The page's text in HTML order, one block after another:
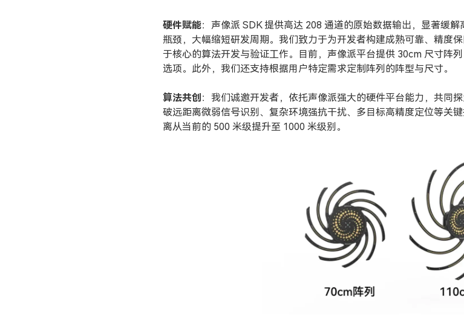
硬件赋能：声像派 SDK 提供高达 208 通道的原始数据输出，显著缓
瓶颈，大幅缩短研发周期。我们致力于为开发者构建成熟可靠、精度
于核心的算法开发与验证工作。目前，声像派平台提供 30cm 尺寸阵
选项。此外，我们还支持根据用户特定需求定制阵列的阵型与尺寸。
算法共创 ：我们诚邀开发者，依托声像派强大的硬件平台能力，共同
破远距离微弱信号识别、复杂环境强抗干扰、多目标高精度定位等关
离从当前的 500 米级提升至 1000 米级别。